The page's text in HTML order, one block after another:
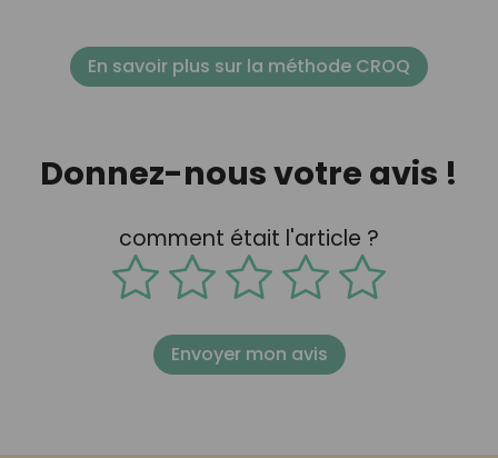
En savoir plus sur la méthode CROQ
Donnez-nous votre avis !
comment était l'article ?
Envoyer mon avis